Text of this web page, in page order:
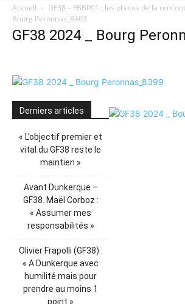
Accueil GF38 – FBBP01 : les photos de la
Bourg Peronnas_8403
GF38 2024 _ Bourg
Derniers articles
« L’objectif premier et
vital du GF38 reste le
maintien »
Avant Dunkerque –
GF38. Maël Corboz :
« Assumer mes
responsabilités »
Olivier Frapolli (GF38) :
« A Dunkerque avec
humilité mais pour
prendre au moins 1
point »